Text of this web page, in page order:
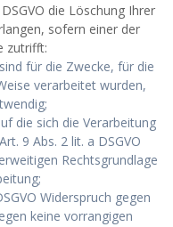
die Löschung Ihrer
sofern einer der
zutrifft:
für die Zwecke, für die
verarbeitet wurden,
die sich die Verarbeitung
9 Abs. 2 lit. a DSGVO
Rechtsgrundlage
Widerspruch gegen
keine vorrangigen